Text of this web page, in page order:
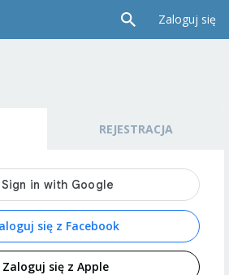
Zaloguj się
REJESTRACJA
się z Facebook
Zaloguj się z Apple